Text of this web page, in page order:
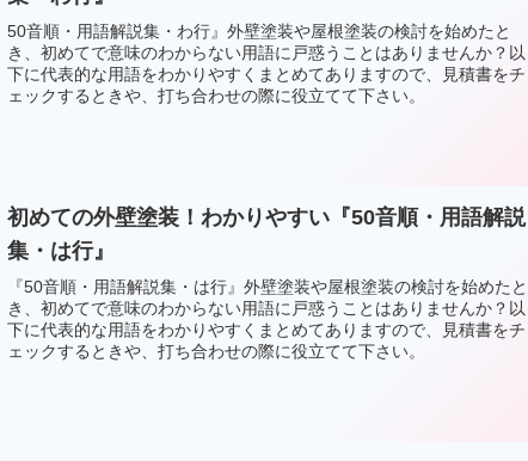
50音順・用語解説集・わ行』外壁塗装や屋根塗装の検討を始めたと
き、初めてで意味のわからない用語に戸惑うことはありませんか？以
下に代表的な用語をわかりやすくまとめてありますので、見積書をチ
ェックするときや、打ち合わせの際に役立てて下さい。
初めての外壁塗装！わかりやすい『50音順・用語解説
集・は行』
『50音順・用語解説集・は行』外壁塗装や屋根塗装の検討を始めたと
き、初めてで意味のわからない用語に戸惑うことはありませんか？以
下に代表的な用語をわかりやすくまとめてありますので、見積書をチ
ェックするときや、打ち合わせの際に役立てて下さい。